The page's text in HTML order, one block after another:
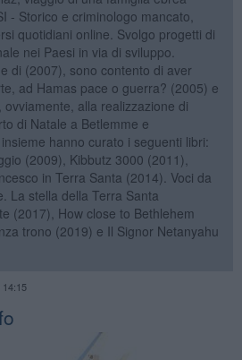
- Storico e criminologo mancato,
quotidiani online. Svolgo progetti di
nei Paesi in via di sviluppo.
di (2007), sono contento di aver
ad Hamas pace o guerra? (2005) e
alla realizzazione di
di Natale a Betlemme e
hanno curato i seguenti libri:
(2009), Kibbutz 3000 (2011),
in Terra Santa (2014). Voci da
La stella della Terra Santa
(2017), How close to Bethlehem
trono (2019) e Il Signor Netanyahu